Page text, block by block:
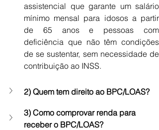
assistencial que garante um salário
mínimo mensal para idosos a partir
de 65 anos e pessoas com
deficiência que não têm condições
de se sustentar, sem necessidade de
contribuição ao INSS.
2) Quem tem direito ao BPC/LOAS?
3) Como comprovar renda para
receber o BPC/LOAS?